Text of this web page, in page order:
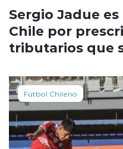
Sergio Jadue
Chile por
tributarios que
Fútbol Chileno